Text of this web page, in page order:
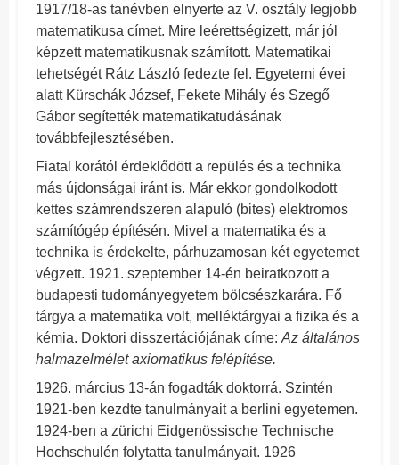
1917/18-as tanévben elnyerte az V. osztály legjobb
matematikusa címet. Mire leérettségizett, már jól
képzett matematikusnak számított. Matematikai
tehetségét Rátz László fedezte fel. Egyetemi évei
alatt Kürschák József, Fekete Mihály és Szegő
Gábor segítették matematikatudásának
továbbfejlesztésében.
Fiatal korától érdeklődött a repülés és a technika
más újdonságai iránt is. Már ekkor gondolkodott
kettes számrendszeren alapuló (bites) elektromos
számítógép építésén. Mivel a matematika és a
technika is érdekelte, párhuzamosan két egyetemet
végzett. 1921. szeptember 14-én beiratkozott a
budapesti tudományegyetem bölcsészkarára. Fő
tárgya a matematika volt, melléktárgyai a fizika és a
kémia. Doktori disszertációjának címe: Az általános
halmazelmélet axiomatikus felépítése.
1926. március 13-án fogadták doktorrá. Szintén
1921-ben kezdte tanulmányait a berlini egyetemen.
1924-ben a zürichi Eidgenössische Technische
Hochschulén folytatta tanulmányait. 1926